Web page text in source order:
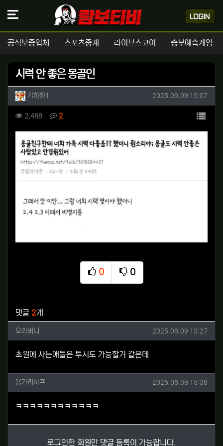
공식보증업체 스포츠중계 라이브스코어 승부예측게임
시력 안 좋은 몽골인
작성자 정보
캬하하1 작성일
2025.06.09 15:07
컨텐츠 정보
2,488조회 2댓글 목록
본문
0
추천
0
비추천
댓글 2개
오라버니님의 댓글
오라버니 작성일
2025.06.09 15:27
초원에 사는애들은 투시도 가능할거 같은데
용가리하프님의 댓글
용가리하프 작성일
2025.06.09 15:38
ㅋㅋㅋㅋㅋㅋㅋㅋㅋㅋㅋㅋ
로그인한 회원만 댓글 등록이 가능합니다.